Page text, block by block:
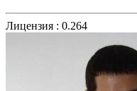
Лицензия : 0.264